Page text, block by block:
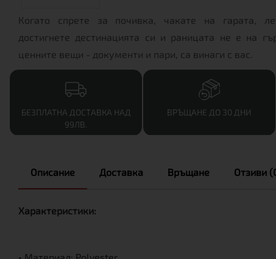
Когато спрете за почивка, чакате на гарата,
достигнете дестинацията си и раницата не е на
ценните вещи - документи и пари, са винаги с вас.
БЕЗПЛАТНА ДОСТАВКА НАД
99ЛВ.
ВРЪЩАНЕ ДО 30 ДНИ
Описание Доставка Връщане Отзиви
Характеристики: